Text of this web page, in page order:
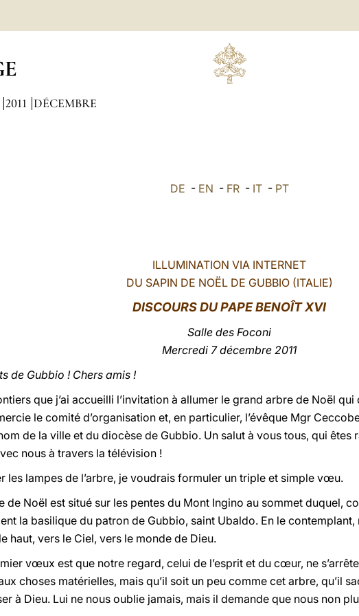
2011 DÉCEMBRE
DE - EN - FR- IT- PT
ILLUMINATION VIA INTERNET
DU SAPIN DE NOËL DE GUBBIO (ITALIE)
DISCOURS DU PAPE BENOÎT XVI
Salle des Foconi
Mercredi 7 décembre 2011
de Gubbio ! Chers amis !
que j’ai accueilli l’invitation à allumer le grand arbre de Noël
le comité d’organisation et, en particulier, l’évêque Mgr
de la ville et du diocèse de Gubbio. Un salut à vous tous, qui êtes
nous à travers la télévision !
les lampes de l’arbre, je voudrais formuler un triple et simple vœu.
de Noël est situé sur les pentes du Mont Ingino au sommet duquel,
la basilique du patron de Gubbio, saint Ubaldo. En le
haut, vers le Ciel, vers le monde de Dieu.
vœux est que notre regard, celui de l’esprit et du cœur, ne
choses matérielles, mais qu’il soit un peu comme cet arbre, qu’il
à Dieu. Lui ne nous oublie jamais, mais il demande que nous non